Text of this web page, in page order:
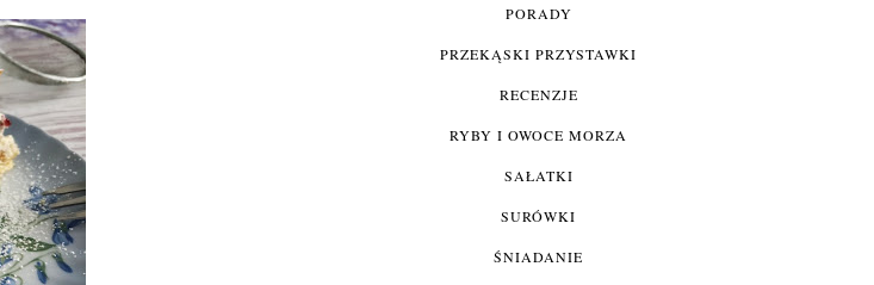
PORADY
PRZEKĄSKI PRZYSTAWKI
RECENZJE
RYBY I OWOCE MORZA
SAŁATKI
SURÓWKI
ŚNIADANIE